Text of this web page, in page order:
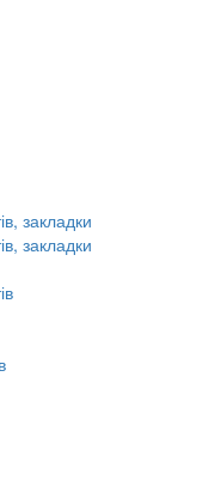
закладки
закладки